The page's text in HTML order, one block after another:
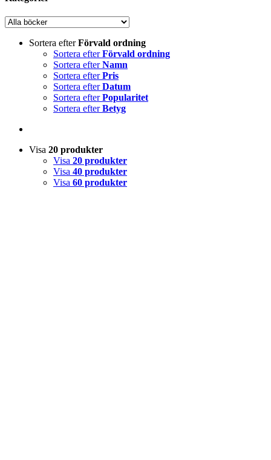
Sortera efterFörvald ordning
Sortera efterFörvald ordning
Sortera efterNamn
Sortera efterPris
Sortera efterDatum
Sortera efterPopularitet
Sortera efterBetyg
Visa 20 produkter
Visa 20 produkter
Visa 40 produkter
Visa 60 produkter